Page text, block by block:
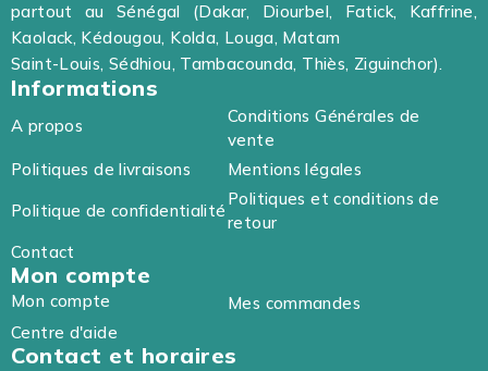
partout au Sénégal (Dakar, Diourbel, Fatick, Kaffrine,
Kaolack, Kédougou, Kolda, Louga, Matam
Saint-Louis, Sédhiou, Tambacounda, Thiès, Ziguinchor).
Informations
A propos
Conditions Générales de
vente
Politiques de livraisons
Mentions légales
Politique de confidentialité
Politiques et conditions de
retour
Contact
Mon compte
Mon compte
Mes commandes
Centre d'aide
Contact et horaires